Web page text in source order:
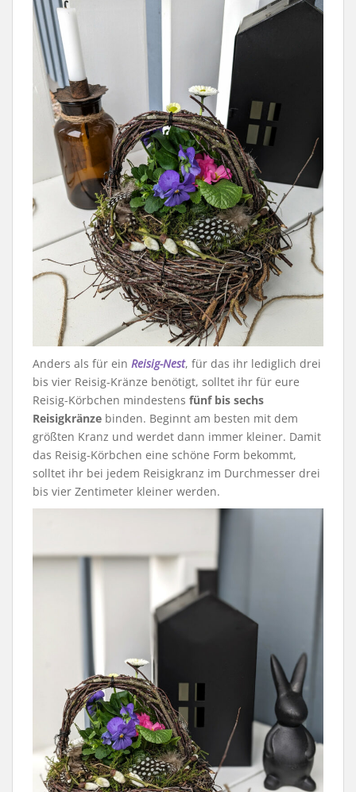
Anders als für ein Reisig-Nest, für das ihr lediglich drei
bis vier Reisig-Kränze benötigt, solltet ihr für eure
Reisig-Körbchen mindestens fünf bis sechs
Reisigkränze binden. Beginnt am besten mit dem
größten Kranz und werdet dann immer kleiner. Damit
das Reisig-Körbchen eine schöne Form bekommt,
solltet ihr bei jedem Reisigkranz im Durchmesser drei
bis vier Zentimeter kleiner werden.